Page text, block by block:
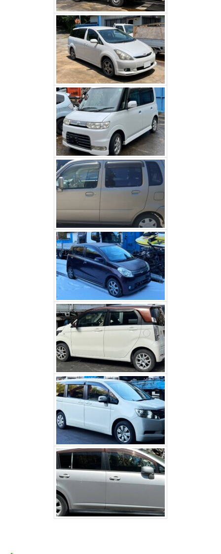
ダイハツタント（笛吹市）
スズキワゴンR（甲斐市）
ダイハツミラ（北杜市）
ホンダNワゴン（富士河口
湖町）
ホンダステップワゴン（大
月市）
日産 ティーダ（身延町）